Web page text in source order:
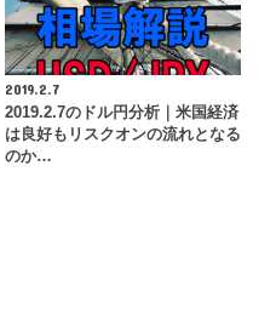
2019.2.7
2019.2.7のドル円分析｜米国経済
は良好もリスクオンの流れとなる
のか…